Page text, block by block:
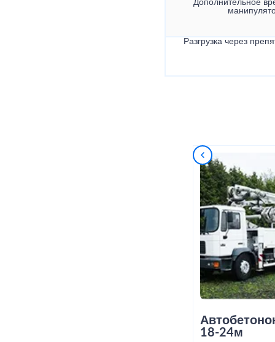
Дополнительное
Разгрузка через
18-24м